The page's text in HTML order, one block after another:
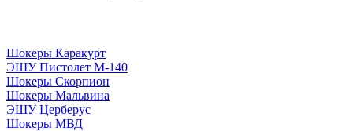
Шокеры Каракурт
ЭШУ Пистолет М-140
Шокеры Скорпион
Шокеры Мальвина
ЭШУ Церберус
Шокеры МВД